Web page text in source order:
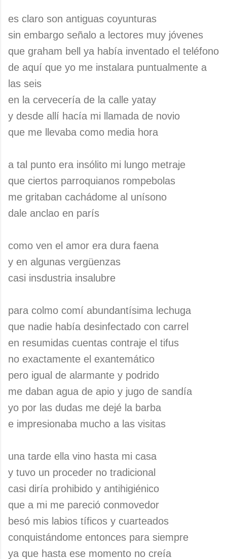
es claro son antiguas coyunturas
sin embargo señalo a lectores muy jóvenes
que graham bell ya había inventado el teléfono
de aquí que yo me instalara puntualmente a
las seis
en la cervecería de la calle yatay
y desde allí hacía mi llamada de novio
que me llevaba como media hora
a tal punto era insólito mi lungo metraje
que ciertos parroquianos rompebolas
me gritaban cachádome al unísono
dale anclao en parís
como ven el amor era dura faena
y en algunas vergüenzas
casi insdustria insalubre
para colmo comí abundantísima lechuga
que nadie había desinfectado con carrel
en resumidas cuentas contraje el tifus
no exactamente el exantemático
pero igual de alarmante y podrido
me daban agua de apio y jugo de sandía
yo por las dudas me dejé la barba
e impresionaba mucho a las visitas
una tarde ella vino hasta mi casa
y tuvo un proceder no tradicional
casi diría prohibido y antihigiénico
que a mi me pareció conmovedor
besó mis labios tíficos y cuarteados
conquistándome entonces para siempre
ya que hasta ese momento no creía